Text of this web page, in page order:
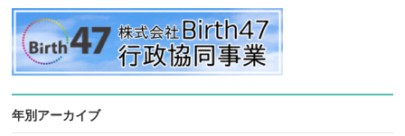
年別アーカイブ